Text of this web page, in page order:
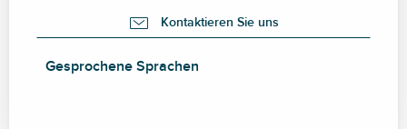
Kontaktieren Sie uns
Gesprochene Sprachen
Gesprochene Sprachen